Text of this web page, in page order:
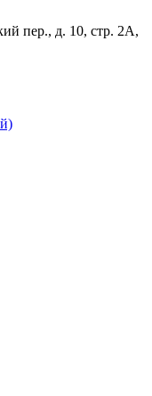
пер., д. 10, стр. 2А,